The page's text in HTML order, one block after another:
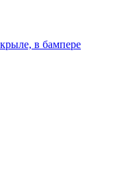
в бампере